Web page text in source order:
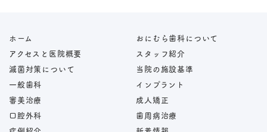
ホーム
おにむら歯科について
アクセスと医院概要
スタッフ紹介
滅菌対策について
当院の施設基準
一般歯科
インプラント
審美治療
成人矯正
口腔外科
歯周病治療